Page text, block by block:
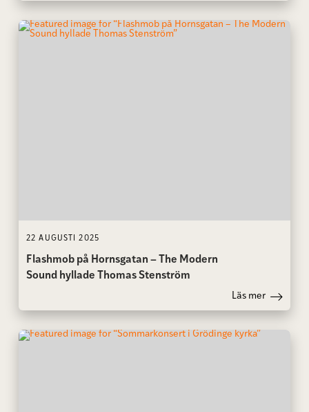
22 AUGUSTI 2025
Flashmob på Hornsgatan – The Modern
Sound hyllade Thomas Stenström
Läs mer